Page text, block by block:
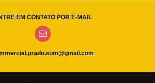
EM CONTATO POR E-MAIL